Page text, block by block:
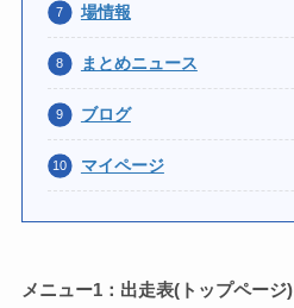
場情報
まとめニュース
ブログ
マイページ
メニュー1：出走表(トップページ)